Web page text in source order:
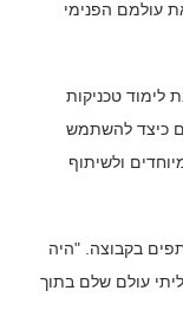
עולמם הפנימי
לימוד טכניקות
כיצד להשתמש
ולשיתוף
בקבוצה. "היה
עולם שלם בתוך